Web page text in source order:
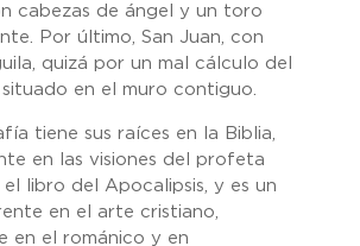
cabezas de ángel y un toro
Por último, San Juan, con
quizá por un mal cálculo del
en el muro contiguo.
tiene sus raíces en la Biblia,
en las visiones del profeta
el libro del Apocalipsis, y es un
en el arte cristiano,
en el románico y en